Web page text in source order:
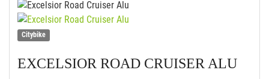
Citybike
EXCELSIOR ROAD CRUISER ALU